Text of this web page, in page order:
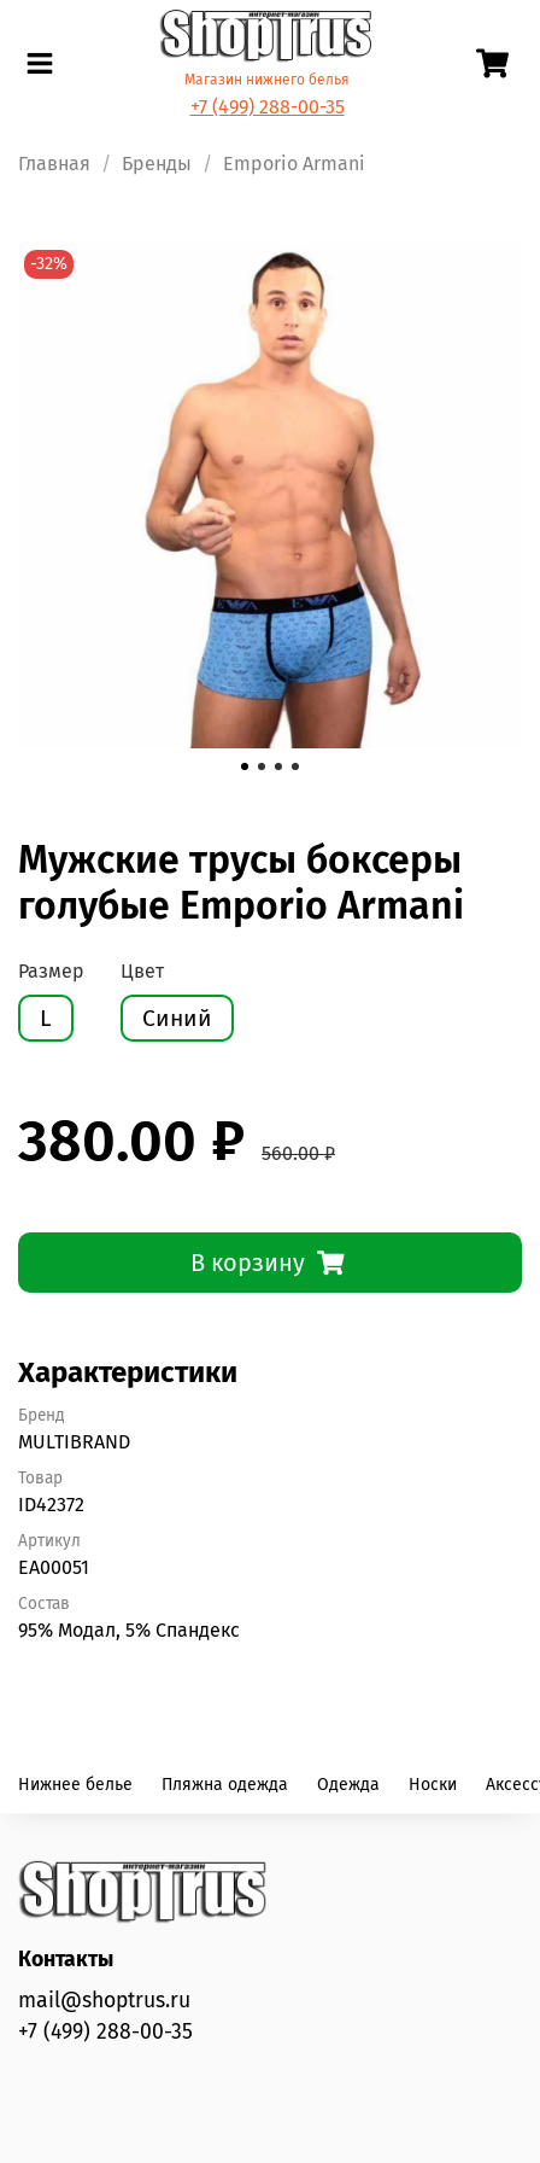
Магазин нижнего белья
+7 (499) 288-00-35
Главная Бренды Emporio Armani
-32%
Мужские трусы боксеры
голубые Emporio Armani
Размер
L
Цвет
Синий
380.00 ₽ 560.00 ₽
В корзину
Характеристики
Бренд
MULTIBRAND
Товар
ID42372
Артикул
EA00051
Состав
95% Модал, 5% Спандекс
Нижнее белье Пляжна одежда Одежда Носки
Контакты
mail@shoptrus.ru
+7 (499) 288-00-35